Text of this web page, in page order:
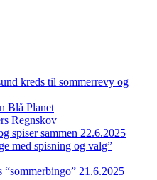
kreds til sommerrevy og
Blå Planet
Regnskov
spiser sammen 22.6.2025
med spisning og valg”
21.6.2025